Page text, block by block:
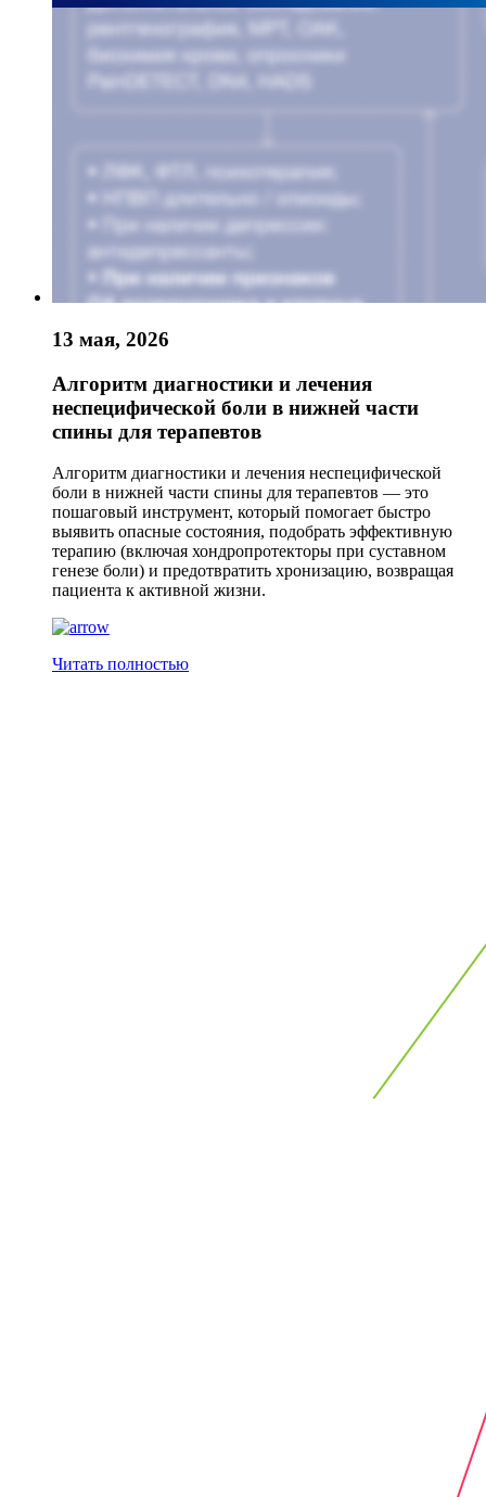
13 мая, 2026
Алгоритм диагностики и лечения
неспецифической боли в нижней части
спины для терапевтов
Алгоритм диагностики и лечения неспецифической
боли в нижней части спины для терапевтов — это
пошаговый инструмент, который помогает быстро
выявить опасные состояния, подобрать эффективную
терапию (включая хондропротекторы при суставном
генезе боли) и предотвратить хронизацию, возвращая
пациента к активной жизни.
Читать полностью